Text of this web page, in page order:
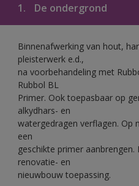
1. De ondergrond
Binnenafwerking van hout,
pleisterwerk e.d.,
na voorbehandeling met
Rubbol BL
Primer. Ook toepasbaar op
alkydhars- en
watergedragen verflagen. Op
een
geschikte primer
renovatie- en
nieuwbouw toepassing.